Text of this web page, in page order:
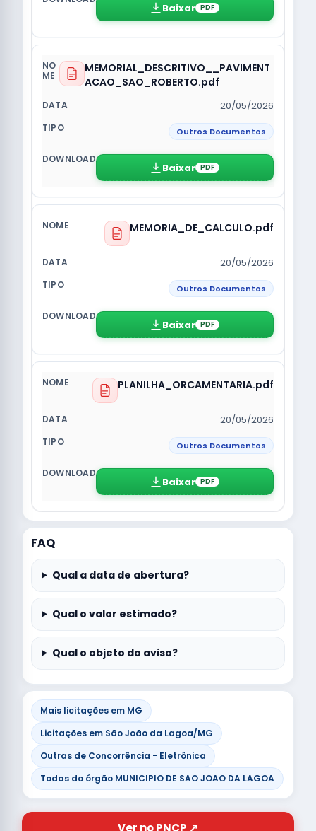
Baixar PDF
MEMORIAL_DESCRITIVO__PAVIMENT
ACAO_SAO_ROBERTO.pdf
20/05/2026
Outros Documentos
Baixar PDF
MEMORIA_DE_CALCULO.pdf
20/05/2026
Outros Documentos
Baixar PDF
PLANILHA_ORCAMENTARIA.pdf
20/05/2026
Outros Documentos
Baixar PDF
FAQ
Qual a data de abertura?
Qual o valor estimado?
Qual o objeto do aviso?
Mais licitações em MG
Licitações em São João da Lagoa/MG
Outras de Concorrência - Eletrônica
Todas do órgão MUNICIPIO DE SAO JOAO DA LAGOA
Ver no PNCP ↗